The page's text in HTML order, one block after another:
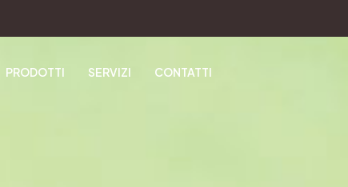
PRODOTTI SERVIZI CONTATTI